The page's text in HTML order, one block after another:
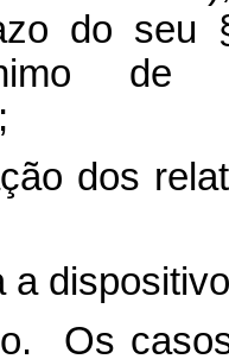
do seu
de
dos
a
Os